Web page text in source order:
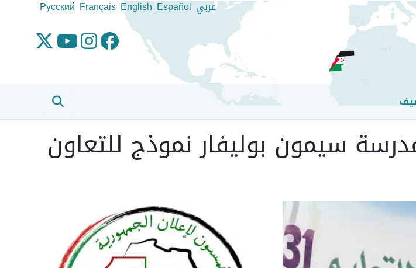
تجاوز
إلى
المحتوى
الرئيسي
عربي Español
English
Français
Pусский
سيمون بوليفار نموذج للتعاون